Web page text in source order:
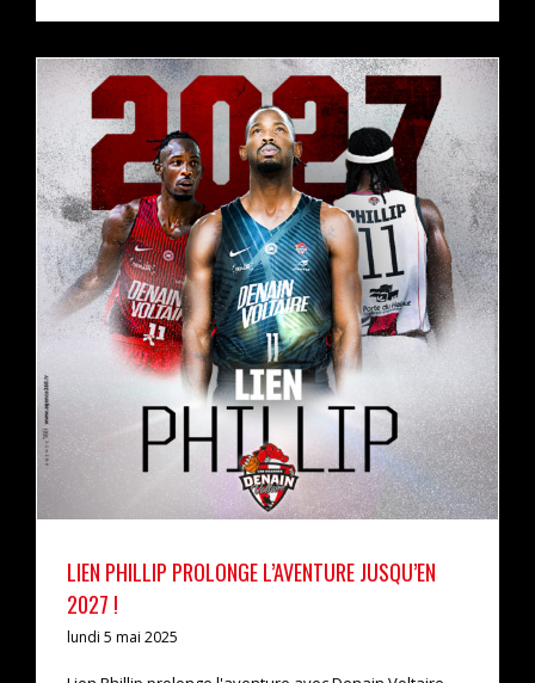
LIEN PHILLIP PROLONGE L’AVENTURE JUSQU’EN 2027 !
actualités pro b
LIEN PHILLIP PROLONGE L’AVENTURE JUSQU’EN
2027 !
lundi 5 mai 2025